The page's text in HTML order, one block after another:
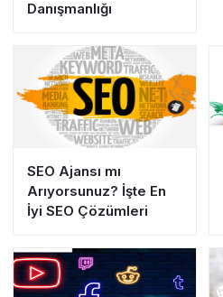
Danışmanlığı
SEO Ajansı mı
Arıyorsunuz? İşte En
İyi SEO Çözümleri